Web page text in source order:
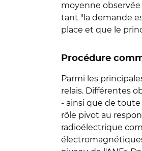
moyenne
tant "la demande
place et que le
Procédure
Parmi les
relais. Différentes
- ainsi que de
rôle pivot au
radioélectrique